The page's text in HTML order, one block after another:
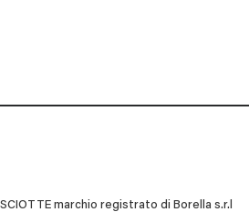
marchio registrato di Borella s.r.l